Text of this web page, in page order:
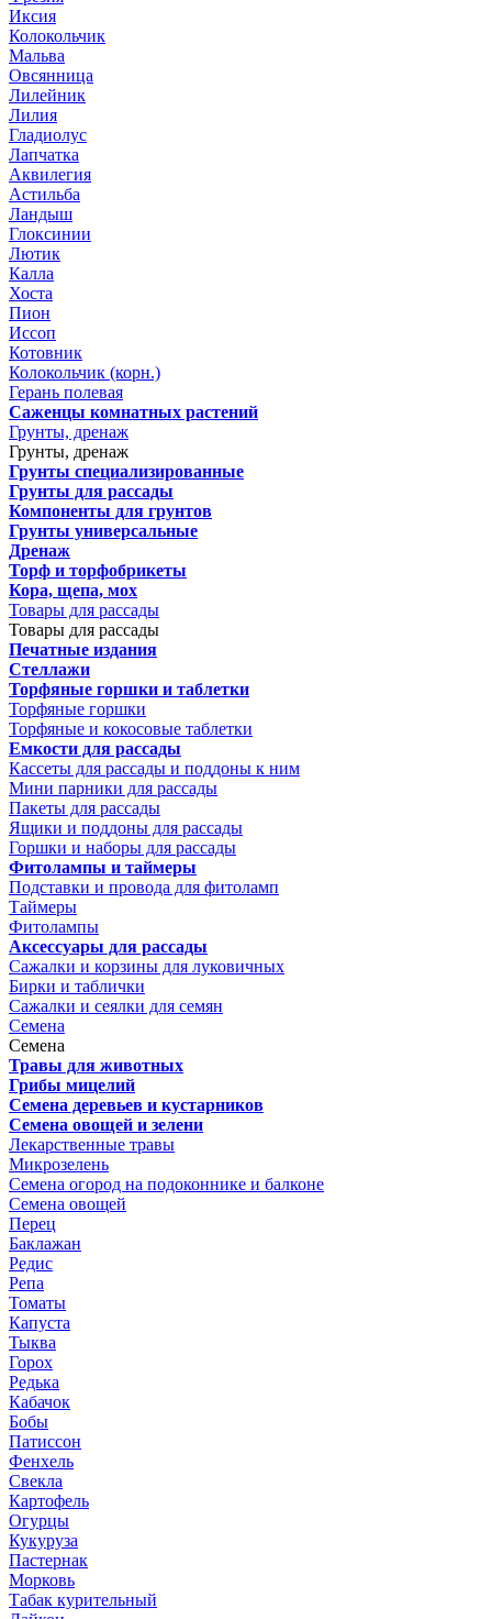
Иксия
Колокольчик
Мальва
Овсянница
Лилейник
Лилия
Гладиолус
Лапчатка
Аквилегия
Астильба
Ландыш
Глоксинии
Лютик
Калла
Хоста
Пион
Иссоп
Котовник
Колокольчик (корн.)
Герань полевая
Саженцы комнатных растений
Грунты, дренаж
Грунты, дренаж
Грунты специализированные
Грунты для рассады
Компоненты для грунтов
Грунты универсальные
Дренаж
Торф и торфобрикеты
Кора, щепа, мох
Товары для рассады
Товары для рассады
Печатные издания
Стеллажи
Торфяные горшки и таблетки
Торфяные горшки
Торфяные и кокосовые таблетки
Емкости для рассады
Кассеты для рассады и поддоны к ним
Мини парники для рассады
Пакеты для рассады
Ящики и поддоны для рассады
Горшки и наборы для рассады
Фитолампы и таймеры
Подставки и провода для фитоламп
Таймеры
Фитолампы
Аксессуары для рассады
Сажалки и корзины для луковичных
Бирки и таблички
Сажалки и сеялки для семян
Семена
Семена
Травы для животных
Грибы мицелий
Семена деревьев и кустарников
Семена овощей и зелени
Лекарственные травы
Микрозелень
Семена огород на подоконнике и балконе
Семена овощей
Перец
Баклажан
Редис
Репа
Томаты
Капуста
Тыква
Горох
Редька
Кабачок
Бобы
Патиссон
Фенхель
Свекла
Картофель
Огурцы
Кукуруза
Пастернак
Морковь
Табак курительный